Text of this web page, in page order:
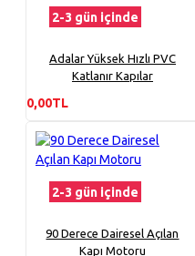
2-3 gün içinde
Adalar Yüksek Hızlı PVC
Katlanır Kapılar
0,00TL
2-3 gün içinde
90 Derece Dairesel Açılan
Kapı Motoru